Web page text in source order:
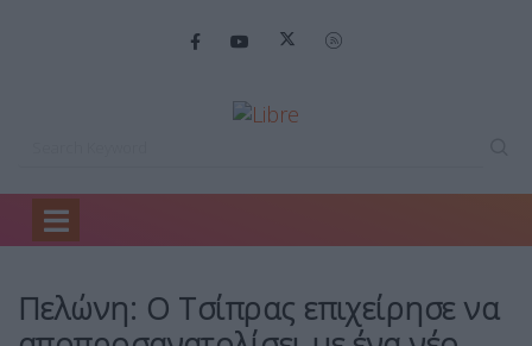
Home
Πελώνη: Ο Τσίπρας επιχείρησε να